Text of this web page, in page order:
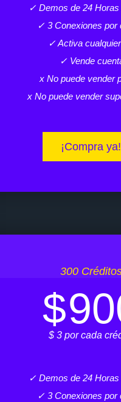
✓ Demos de 24 Horas
✓ 3 Conexiones por
✓ Activa
✓ Vende
x No puede vender
x No puede vender
¡Compra ya!
300
$
$ 3 por cada
✓ Demos de 24 Horas
✓ 3 Conexiones por